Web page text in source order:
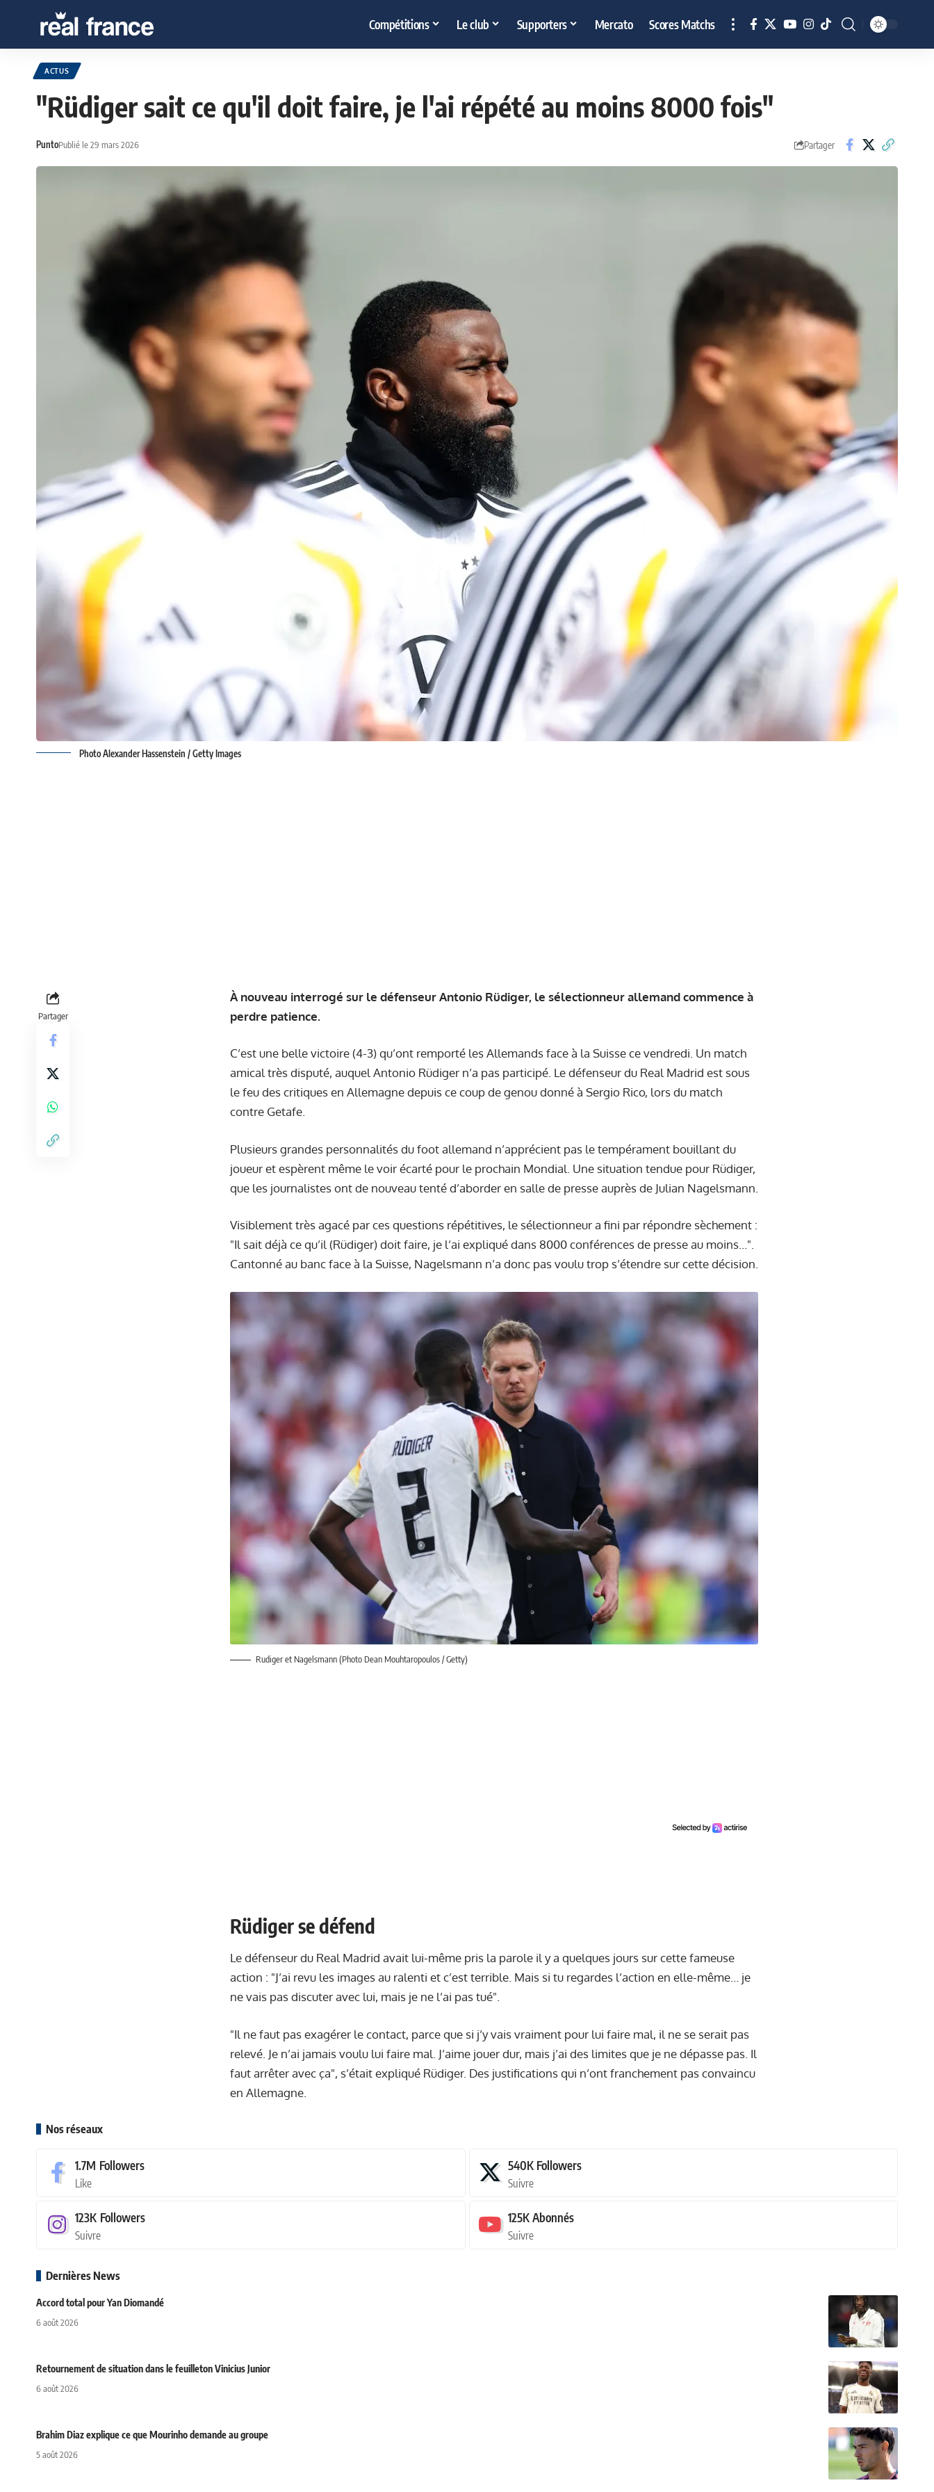
Compétitions Le club Supporters Mercato Scores Matchs
ACTUS
"Rüdiger sait ce qu'il doit faire, je l'ai répété au moins 8000 fois"
PuntoPublié le 29 mars 2026 Partager
Photo Alexander Hassenstein / Getty Images
Partager
À nouveau interrogé sur le défenseur Antonio Rüdiger, le sélectionneur allemand commence à
perdre patience.
C’est une belle victoire (4-3) qu’ont remporté les Allemands face à la Suisse ce vendredi. Un match
amical très disputé, auquel Antonio Rüdiger n’a pas participé. Le défenseur du Real Madrid est sous
le feu des critiques en Allemagne depuis ce coup de genou donné à Sergio Rico, lors du match
contre Getafe.
Plusieurs grandes personnalités du foot allemand n’apprécient pas le tempérament bouillant du
joueur et espèrent même le voir écarté pour le prochain Mondial . Une situation tendue pour Rüdiger,
que les journalistes ont de nouveau tenté d’aborder en salle de presse auprès de Julian Nagelsmann.
Visiblement très agacé par ces questions répétitives, le sélectionneur a fini par répondre sèchement :
"Il sait déjà ce qu’il (Rüdiger) doit faire, je l’ai expliqué dans 8000 conférences de presse au moins…".
Cantonné au banc face à la Suisse, Nagelsmann n’a donc pas voulu trop s’étendre sur cette décision.
Rudiger et Nagelsmann (Photo Dean Mouhtaropoulos / Getty)
Rüdiger se défend
Le défenseur du Real Madrid avait lui-même pris la parole il y a quelques jours sur cette fameuse
action : "J’ai revu les images au ralenti et c’est terrible. Mais si tu regardes l’action en elle-même… je
ne vais pas discuter avec lui, mais je ne l’ai pas tué".
"Il ne faut pas exagérer le contact, parce que si j’y vais vraiment pour lui faire mal, il ne se serait pas
relevé. Je n’ai jamais voulu lui faire mal. J’aime jouer dur, mais j’ai des limites que je ne dépasse pas. Il
faut arrêter avec ça", s’était expliqué Rüdiger. Des justifications qui n’ont franchement pas convaincu
en Allemagne.
Nos réseaux
1.7M Followers
Like
540K Followers
Suivre
123K Followers
Suivre
125KAbonnés
Suivre
Dernières News
Accord total pour Yan Diomandé
6 août 2026
Retournement de situation dans le feuilleton Vinicius Junior
6 août 2026
Brahim Diaz explique ce que Mourinho demande au groupe
5 août 2026